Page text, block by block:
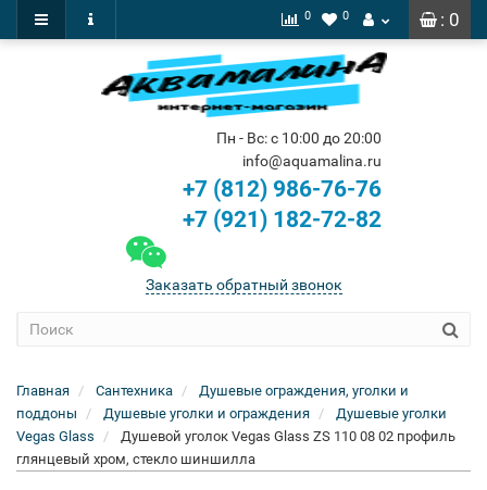
: 0
0 0
Пн - Вс: с 10:00 до 20:00
info@aquamalina.ru
+7 (812) 986-76-76
+7 (921) 182-72-82
Заказать обратный звонок
Главная Сантехника
Душевые ограждения, уголки и
поддоны
Душевые уголки и ограждения
Душевые уголки
Vegas Glass
Душевой уголок Vegas Glass ZS 110 08 02 профиль
глянцевый хром, стекло шиншилла